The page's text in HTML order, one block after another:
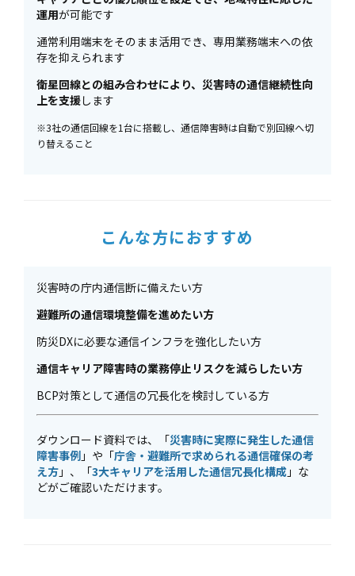
運用が可能です
通常利用端末をそのまま活用でき、専用業務端末への依
存を抑えられます
衛星回線との組み合わせにより、災害時の通信継続性向
上を支援します
※3社の通信回線を1台に搭載し、通信障害時は自動で別回線へ切
り替えること
こんな方におすすめ
災害時の庁内通信断に備えたい方
避難所の通信環境整備を進めたい方
防災DXに必要な通信インフラを強化したい方
通信キャリア障害時の業務停止リスクを減らしたい方
BCP対策として通信の冗長化を検討している方
ダウンロード資料では、「災害時に実際に発生した通信
障害事例 」や「庁舎・避難所で求められる通信確保の考
え方 」、「3大キャリアを活用した通信冗長化構成 」な
どがご確認いただけます。